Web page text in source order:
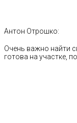
Антон Отрошко:
Очень важно найти
готова на участке,